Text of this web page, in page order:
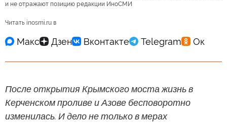
и не отражают позицию редакции ИноСМИ
Читать inosmi.ru в
После открытия Крымского моста жизнь в
Керченском проливе и Азове бесповоротно
изменилась. И дело не только в мерах